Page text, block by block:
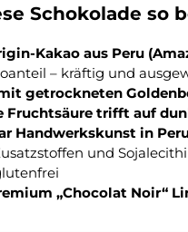
Schokolade so
Kakao aus Peru
– kräftig und
getrockneten
Fruchtsäure trifft auf
Handwerkskunst in
und
„Chocolat Noir“